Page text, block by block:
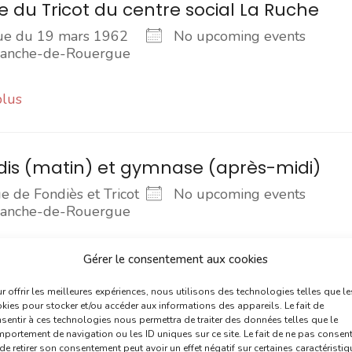
Gérer le consentement aux cookies
offrir les meilleures expériences, nous utilisons des technologies telles que
pour stocker et/ou accéder aux informations des appareils. Le fait de
à ces technologies nous permettra de traiter des données telles que le
de navigation ou les ID uniques sur ce site. Le fait de ne pas
retirer son consentement peut avoir un effet négatif sur certaines
du Tricot du centre social La Ruche
du 19 mars 1962
de-Rouergue
No upcoming events
(matin) et gymnase (après-midi)
de Fondiès et Tricot
de-Rouergue
No upcoming events